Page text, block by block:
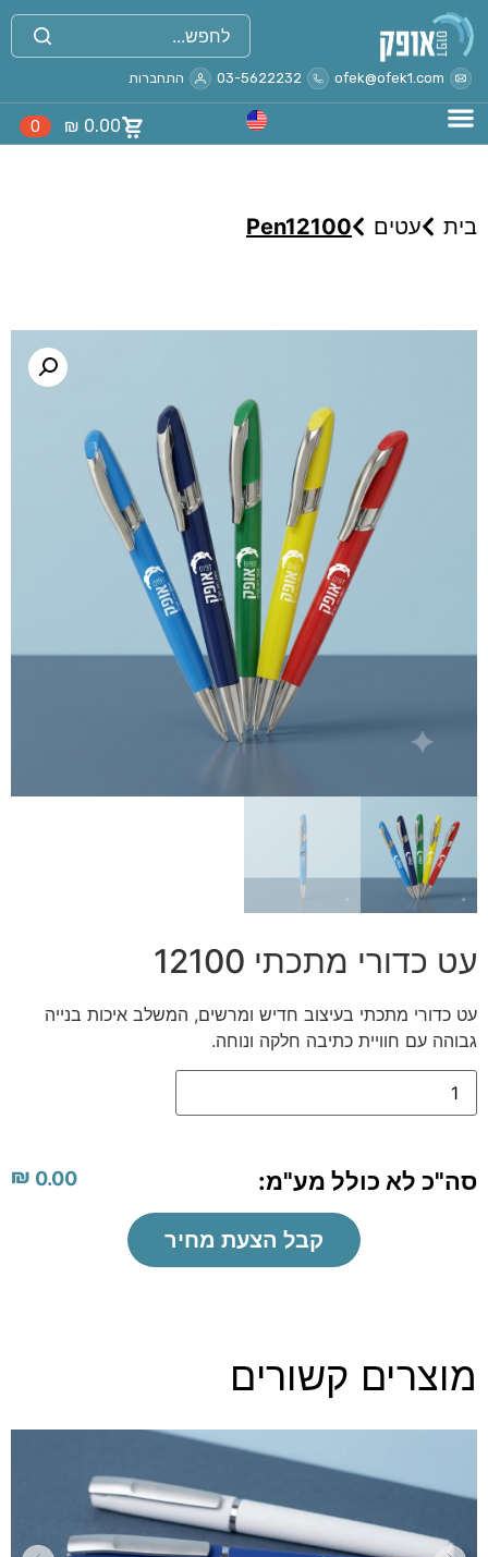
ofek@ofek1.com
03-5622232 התחברות
₪ 0.00
0
בית עטים Pen12100
עט כדורי מתכתי 12100
עט כדורי מתכתי בעיצוב חדיש ומרשים, המשלב איכות בנייה
גבוהה עם חוויית כתיבה חלקה ונוחה.
סה"כ לא כולל מע"מ: ₪ 0.00
קבל הצעת מחיר
מוצרים קשורים